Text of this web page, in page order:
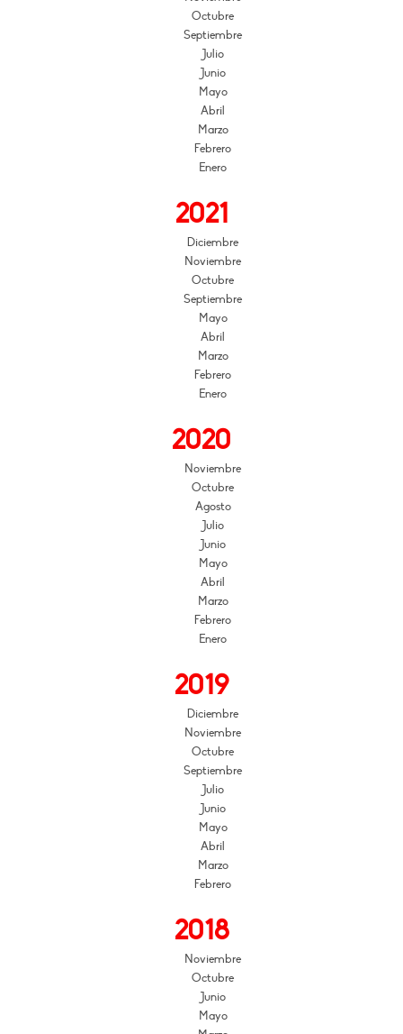
Octubre
Septiembre
Julio
Junio
Mayo
Abril
Marzo
Febrero
Enero
2021
Diciembre
Noviembre
Octubre
Septiembre
Mayo
Abril
Marzo
Febrero
Enero
2020
Noviembre
Octubre
Agosto
Julio
Junio
Mayo
Abril
Marzo
Febrero
Enero
2019
Diciembre
Noviembre
Octubre
Septiembre
Julio
Junio
Mayo
Abril
Marzo
Febrero
2018
Noviembre
Octubre
Junio
Mayo